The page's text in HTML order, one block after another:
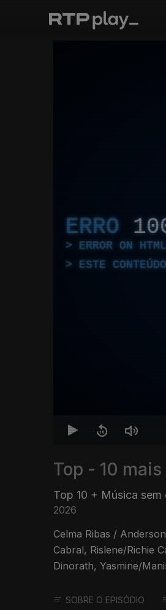
ERRO
ERROR ON
ESTE
Top - 10
Top 10 + Música sem
2026
Celma Ribas / Anderson Mário, Alana Sinkey,
Cabral, Rislene/Richie Campbell, Sam Deep,
Dinorath, Yasmine/
SOBRE O EPISÓDIO